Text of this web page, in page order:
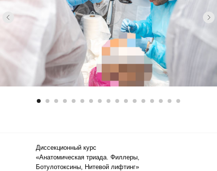
Диссекционный курс
«Анатомическая триада. Филлеры,
Ботулотоксины, Нитевой лифтинг»